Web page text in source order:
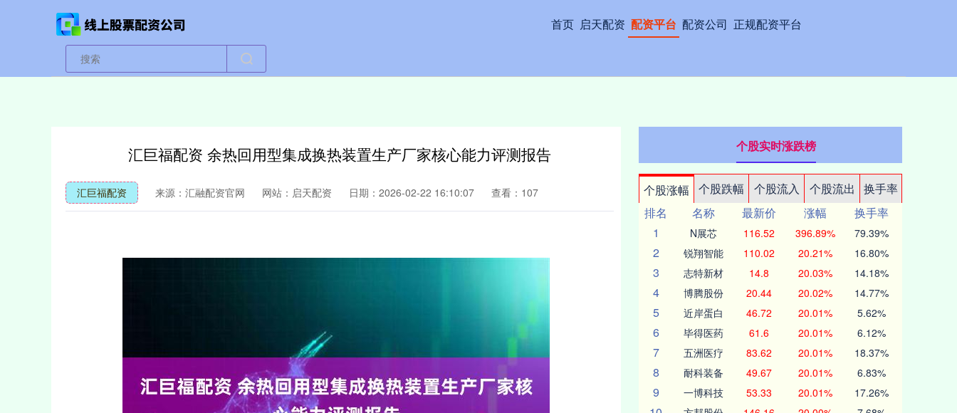
首页 启天配资 配资平台 配资公司 正规配资平台
汇巨福配资 余热回用型集成换热装置生产厂家核心能力评测报告
汇巨福配资 来源：汇融配资官网 网站：启天配资 日期：2026-02-22 16:10:07 查看：107
个股实时涨跌榜
个股涨幅 个股跌幅 个股流入 个股流出
换手率
排名
名称 最新价 涨幅
换手率
1
N展芯 116.52 396.89% 79.39%
2 锐翔智能 110.02 20.21% 16.80%
3 志特新材 14.8 20.03% 14.18%
4 博腾股份 20.44 20.02% 14.77%
5 近岸蛋白 46.72 20.01% 5.62%
6 毕得医药 61.6 20.01% 6.12%
7 五洲医疗 83.62 20.01% 18.37%
8 耐科装备 49.67 20.01% 6.83%
9 一博科技 53.33 20.01% 17.26%